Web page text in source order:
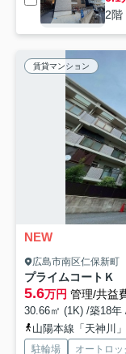
2階
賃貸マンション
NEW
広島市南区仁保新町
プライムコートＫ
5.6万円 管理/共益
30.66㎡ (1K) /築18年
山陽本線「天神川
駐輪場 オートロッ